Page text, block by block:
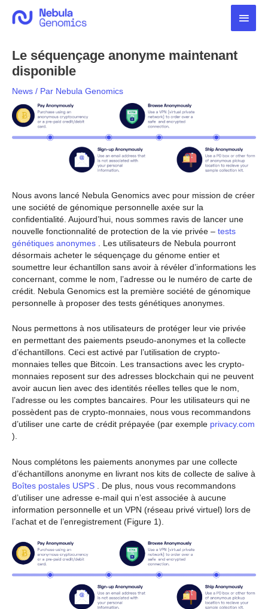
Le séquençage anonyme maintenant
disponible
News / Par Nebula Genomics
Nous avons lancé Nebula Genomics avec pour mission de créer
une société de génomique personnelle axée sur la
confidentialité. Aujourd’hui, nous sommes ravis de lancer une
nouvelle fonctionnalité de protection de la vie privée – tests
génétiques anonymes . Les utilisateurs de Nebula pourront
désormais acheter le séquençage du génome entier et
soumettre leur échantillon sans avoir à révéler d’informations les
concernant, comme le nom, l’adresse ou le numéro de carte de
crédit. Nebula Genomics est la première société de génomique
personnelle à proposer des tests génétiques anonymes.
Nous permettons à nos utilisateurs de protéger leur vie privée
en permettant des paiements pseudo-anonymes et la collecte
d’échantillons. Ceci est activé par l’utilisation de crypto-
monnaies telles que Bitcoin. Les transactions avec les crypto-
monnaies reposent sur des adresses blockchain qui ne peuvent
avoir aucun lien avec des identités réelles telles que le nom,
l’adresse ou les comptes bancaires. Pour les utilisateurs qui ne
possèdent pas de crypto-monnaies, nous vous recommandons
d’utiliser une carte de crédit prépayée (par exemple privacy.com
).
Nous complétons les paiements anonymes par une collecte
d’échantillons anonyme en livrant nos kits de collecte de salive à
Boîtes postales USPS . De plus, nous vous recommandons
d’utiliser une adresse e-mail qui n’est associée à aucune
information personnelle et un VPN (réseau privé virtuel) lors de
l’achat et de l’enregistrement (Figure 1).